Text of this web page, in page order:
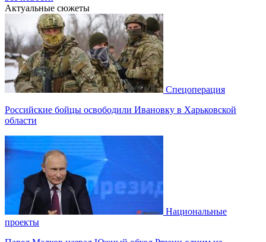
Актуальные сюжеты
Спецоперация
Российские бойцы освободили Ивановку в Харьковской
области
Национальные
проекты